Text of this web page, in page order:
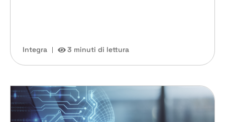
Integra 3 minuti di lettura